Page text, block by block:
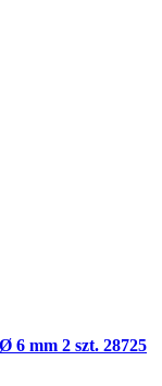
6 mm 2 szt. 28725